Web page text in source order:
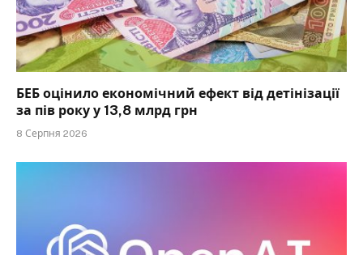
БЕБ оцінило економічний ефект від детінізації
за пів року у 13,8 млрд грн
8 Серпня 2026